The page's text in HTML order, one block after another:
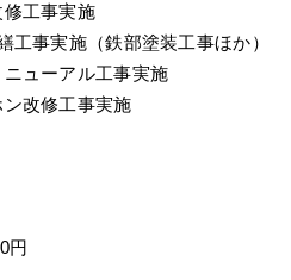
工事実施
事実施（鉄部塗装工事ほか）
ューアル工事実施
改修工事実施
円